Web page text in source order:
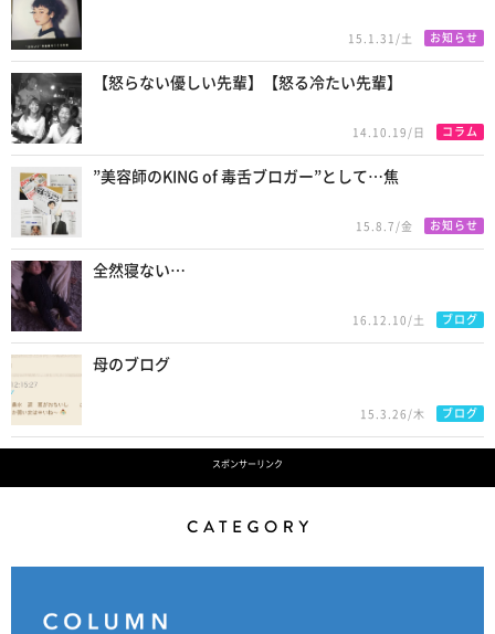
15.1.31/土 お知らせ
【怒らない優しい先輩】【怒る冷たい先輩】
14.10.19/日 コラム
”美容師のKING of 毒舌ブロガー”として…焦
15.8.7/金 お知らせ
全然寝ない…
16.12.10/土 ブログ
母のブログ
15.3.26/木 ブログ
スポンサーリンク